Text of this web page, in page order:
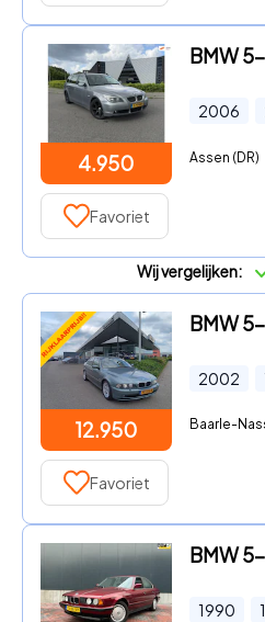
4.950
2006
Assen (DR)
Favoriet
Wij vergelijken:
12.950
2002
Baarle-
Favoriet
1990